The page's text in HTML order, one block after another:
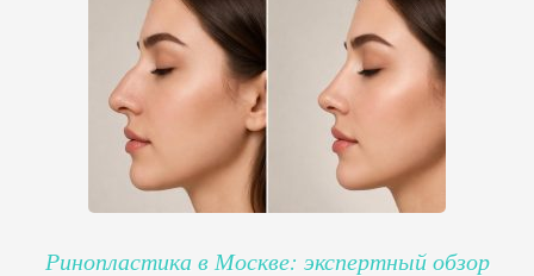
Ринопластика в Москве: экспертный обзор